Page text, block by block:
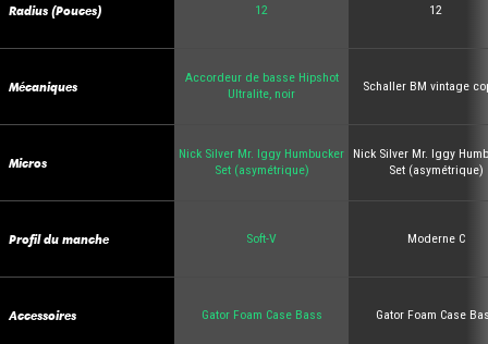
Radius (Pouces)
Mécaniques
Micros
Profil du manche
Accessoires
12
Accordeur de basse Hipshot
Ultralite, noir
Nick Silver Mr. Iggy Humbucker
Set (asymétrique)
Soft-V
Gator Foam Case Bass
12
Schaller BM vintage
Nick Silver Mr. Iggy
Set (asymétrique)
Moderne C
Gator Foam Case